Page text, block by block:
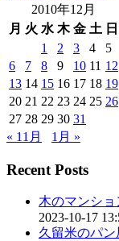
2010年12月
月 火 水 木 金 土 日
1
2 3 4
5
6
7 8 9 10 11 12
13 14 15 16 17 18 19
20 21 22 23 24 25 26
27 28 29 30 31
« 11月
1月 »
Recent Posts
木のマンショ
2023-10-17
久留米のパ